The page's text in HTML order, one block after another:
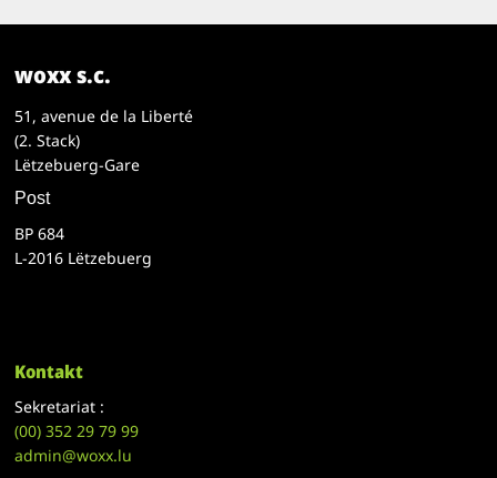
woxx s.c.
51, avenue de la Liberté
(2. Stack)
Lëtzebuerg-Gare
Post
BP 684
L-2016 Lëtzebuerg
Kontakt
Sekretariat :
(00)352 29 79 99
admin@woxx.lu